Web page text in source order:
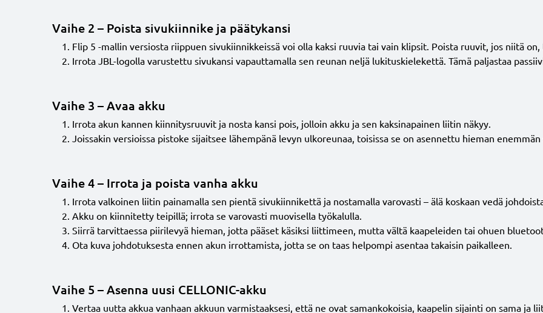
Vaihe 2 – Poista sivukiinnike ja päätykansi
Flip 5 -mallin versiosta riippuen sivukiinnikkeissä voi olla kaksi ruuvia tai vain klipsit. Poista ruuvit, jos niitä
Irrota JBL-logolla varustettu sivukansi vapauttamalla sen reunan neljä lukituskielekettä. Tämä paljastaa
Vaihe 3 – Avaa akku
Irrota akun kannen kiinnitysruuvit ja nosta kansi pois, jolloin akku ja sen kaksinapainen liitin näkyy.
Joissakin versioissa pistoke sijaitsee lähempänä levyn ulkoreunaa, toisissa se on asennettu hieman enemmän
Vaihe 4 – Irrota ja poista vanha akku
Irrota valkoinen liitin painamalla sen pientä sivukiinnikettä ja nostamalla varovasti – älä koskaan vedä
Akku on kiinnitetty teipillä; irrota se varovasti muovisella työkalulla.
Siirrä tarvittaessa piirilevyä hieman, jotta pääset käsiksi liittimeen, mutta vältä kaapeleiden tai ohuen
Ota kuva johdotuksesta ennen akun irrottamista, jotta se on taas helpompi asentaa takaisin paikalleen.
Vaihe 5 – Asenna uusi CELLONIC-akku
Vertaa uutta akkua vanhaan akkuun varmistaaksesi, että ne ovat samankokoisia, kaapelin sijainti on sama ja